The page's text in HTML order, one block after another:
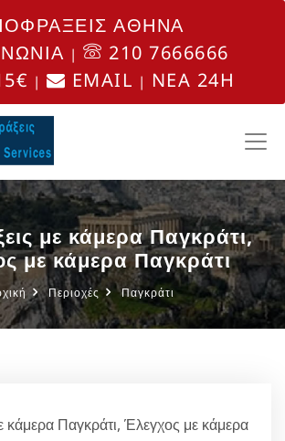
ΑΘΗΝΑ
|
210 7666666
| EMAIL | NEA 24H
με κάμερα Παγκράτι,
με κάμερα Παγκράτι
Περιοχές Παγκράτι
κάμερα Παγκράτι, Έλεγχος με κάμερα